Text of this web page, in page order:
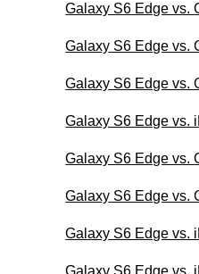
Galaxy S6 Edge vs.
Galaxy S6 Edge vs.
Galaxy S6 Edge vs.
Galaxy S6 Edge vs.
Galaxy S6 Edge vs.
Galaxy S6 Edge vs.
Galaxy S6 Edge vs.
Galaxy S6 Edge vs.